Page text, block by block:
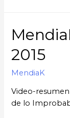
2015
MendiaK
Video-resumen
de lo